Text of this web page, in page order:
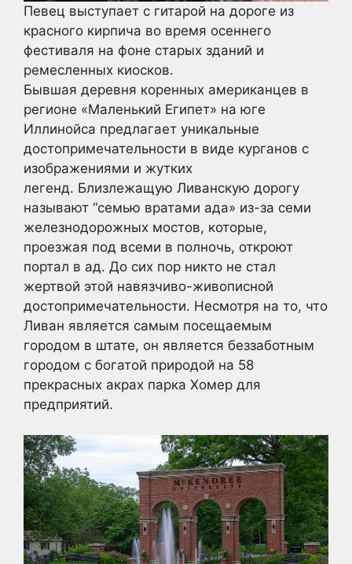
Певец выступает с гитарой на дороге из
красного кирпича во время осеннего
фестиваля на фоне старых зданий и
ремесленных киосков.
Бывшая деревня коренных американцев в
регионе «Маленький Египет» на юге
Иллинойса предлагает уникальные
достопримечательности в виде курганов с
изображениями и жутких
легенд. Близлежащую Ливанскую дорогу
называют “семью вратами ада» из-за семи
железнодорожных мостов, которые,
проезжая под всеми в полночь, откроют
портал в ад. До сих пор никто не стал
жертвой этой навязчиво-живописной
достопримечательности. Несмотря на то, что
Ливан является самым посещаемым
городом в штате, он является беззаботным
городом с богатой природой на 58
прекрасных акрах парка Хомер для
предприятий.